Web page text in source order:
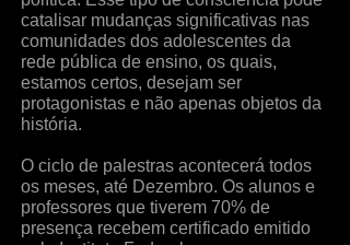
catalisar mudanças significativas nas
comunidades dos adolescentes da
rede pública de ensino, os quais,
estamos certos, desejam ser
protagonistas e não apenas objetos da
história.
O ciclo de palestras acontecerá todos
os meses, até Dezembro. Os alunos e
professores que tiverem 70% de
presença recebem certificado emitido